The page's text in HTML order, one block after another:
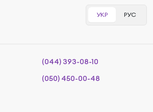
УКР РУС
(044) 393-08-10
(050) 450-00-48